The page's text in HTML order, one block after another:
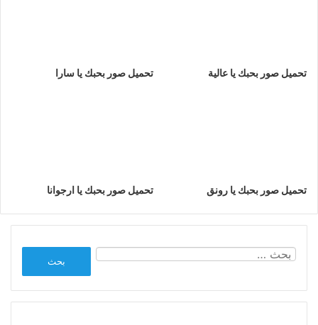
تحميل صور بحبك يا عالية تحميل صور بحبك يا سارا
تحميل صور بحبك يا رونق تحميل صور بحبك يا ارجوانا